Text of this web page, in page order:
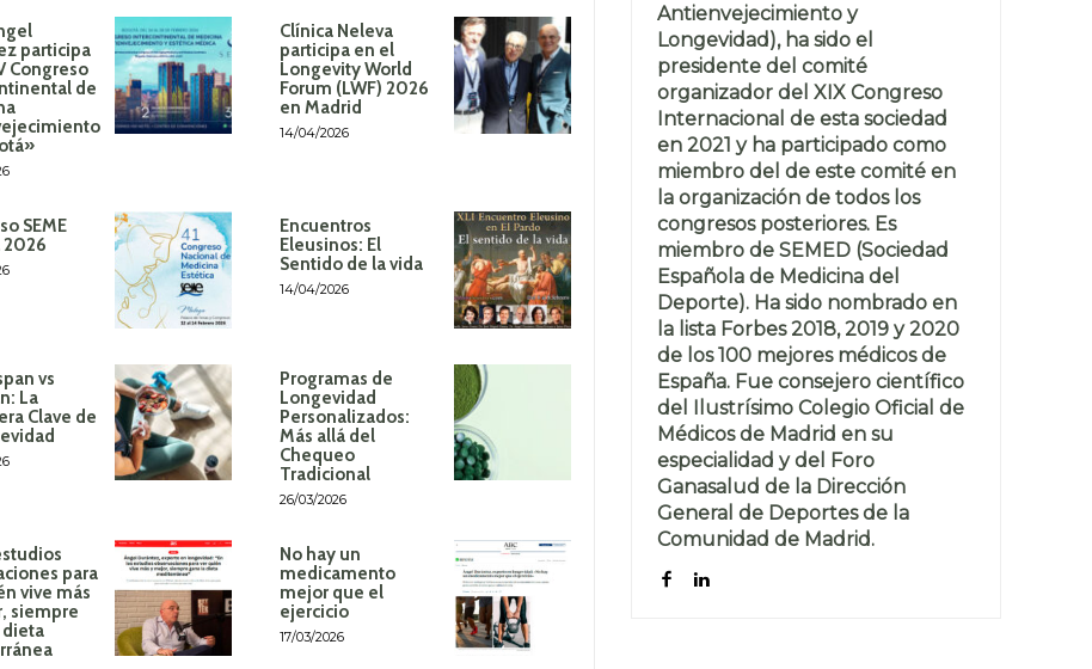
participa
Congreso
de
Clínica Neleva
participa en el
Longevity World
Forum (LWF) 2026
en Madrid
14/04/2026
SEME
2026
Encuentros
Eleusinos: El
Sentido de la vida
14/04/2026
vs
La
Clave de
Programas de
Longevidad
Personalizados:
Más allá del
Chequeo
Tradicional
26/03/2026
para
vive más
siempre
dieta
No hay un
medicamento
mejor que el
ejercicio
17/03/2026
Antienvejecimiento y
Longevidad), ha sido el
presidente del comité
organizador del XIX Congreso
Internacional de esta sociedad
en 2021 y ha participado como
miembro del de este comité en
la organización de todos los
congresos posteriores. Es
miembro de SEMED (Sociedad
Española de Medicina del
Deporte). Ha sido nombrado en
la lista Forbes 2018, 2019 y 2020
de los 100 mejores médicos de
España. Fue consejero científico
del Ilustrísimo Colegio Oficial de
Médicos de Madrid en su
especialidad y del Foro
Ganasalud de la Dirección
General de Deportes de la
Comunidad de Madrid.